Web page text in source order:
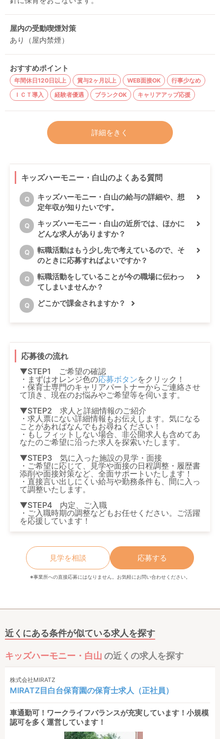
屋内の受動喫煙対策
あり（屋内禁煙）
おすすめポイント
年間休日120日以上 賞与2ヶ月以上 WEB面接OK
行事少なめ
ＩＣＴ導入
経験者優遇 ブランクOK キャリアアップ応援
詳細をきく
キッズハーモニー・白山のよくある質問
Q
キッズハーモニー・白山の給与の詳細や、想
定年収が知りたいです。
Q
キッズハーモニー・白山の近所では、ほかに
どんな求人がありますか？
Q
転職活動はもう少し先で考えているので、そ
のときに応募すればよいですか？
Q
転職活動をしていることが今の職場に伝わっ
てしまいませんか？
Q どこかで課金されますか？
応募後の流れ
▼STEP1 ご希望の確認
・まずはオレンジ色の応募ボタンをクリック！
・保育士専門のキャリアパートナーからご連絡させ
て頂き、現在のお悩みやご希望等を伺います。
▼STEP2 求人と詳細情報のご紹介
・求人票にない詳細情報もお伝えします。気になる
ことがあればなんでもお尋ねください！
・もしフィットしない場合、非公開求人も含めてあ
なたのご希望に沿った求人を探索いたします。
▼STEP3 気に入った施設の見学・面接
・ご希望に応じて、見学や面接の日程調整・履歴書
添削や面接対策など、全面サポートいたします！
・直接言い出しにくい給与や勤務条件も、間に入っ
て調整いたします。
▼STEP4 内定、ご入職
・ご入職時期の調整などもお任せください。ご活躍
を応援しています！
見学を相談 応募する
※事業所への直接応募にはなりません。お気軽にお問い合わせください。
近くにある条件が似ている求人を探す
キッズハーモニー・白山 の近くの求人を探す
株式会社MIRATZ
MIRATZ目白台保育園の保育士求人（正社員）
車通勤可！ワークライフバランスが充実しています！小規模
認可を多く運営しています！